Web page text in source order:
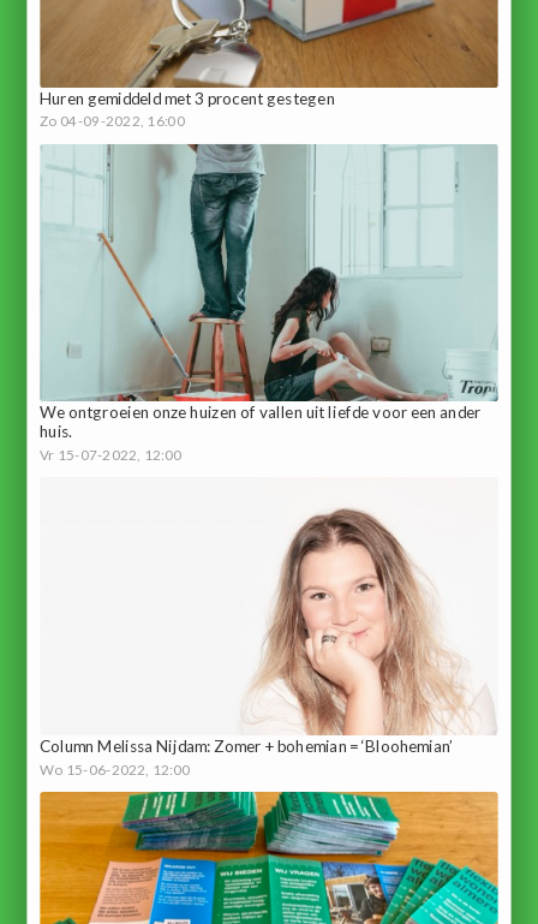
Huren gemiddeld met 3 procent gestegen
Zo 04-09-2022, 16:00
We ontgroeien onze huizen of vallen uit liefde voor een ander
huis.
Vr 15-07-2022, 12:00
Column Melissa Nijdam: Zomer + bohemian = ‘Bloohemian’
Wo 15-06-2022, 12:00